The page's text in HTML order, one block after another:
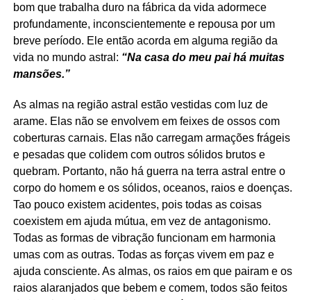
bom que trabalha duro na fábrica da vida adormece
profundamente, inconscientemente e repousa por um
breve período. Ele então acorda em alguma região da
vida no mundo astral: “Na casa do meu pai há muitas
mansões.”
As almas na região astral estão vestidas com luz de
arame. Elas não se envolvem em feixes de ossos com
coberturas carnais. Elas não carregam armações frágeis
e pesadas que colidem com outros sólidos brutos e
quebram. Portanto, não há guerra na terra astral entre o
corpo do homem e os sólidos, oceanos, raios e doenças.
Tao pouco existem acidentes, pois todas as coisas
coexistem em ajuda mútua, em vez de antagonismo.
Todas as formas de vibração funcionam em harmonia
umas com as outras. Todas as forças vivem em paz e
ajuda consciente. As almas, os raios em que pairam e os
raios alaranjados que bebem e comem, todos são feitos